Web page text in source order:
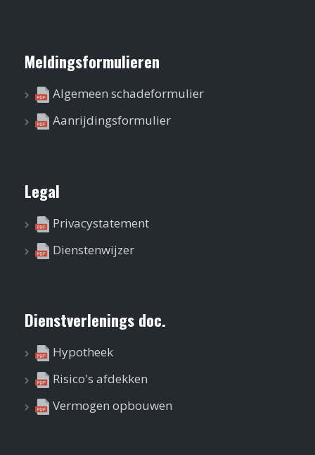
Meldingsformulieren
Algemeen schadeformulier
Aanrijdingsformulier
Legal
Privacystatement
Dienstenwijzer
Dienstverlenings doc.
Hypotheek
Risico's afdekken
Vermogen opbouwen